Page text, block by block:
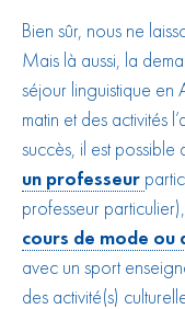
Bien sûr, nous ne
Mais là aussi, la
séjour linguistique en
matin et des activités
succès, il est possible
un professeur
professeur
cours de mode ou
avec un sport
des activité(s)